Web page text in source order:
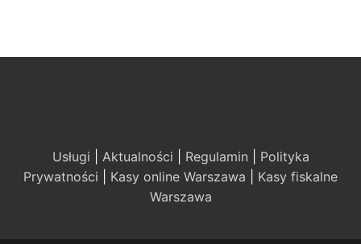
Usługi Aktualności Regulamin
Polityka
Prywatności
Kasy online Warszawa
Kasy fiskalne
Warszawa